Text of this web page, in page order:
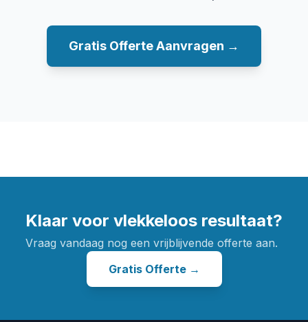
Gratis Offerte Aanvragen →
Klaar voor vlekkeloos resultaat?
Vraag vandaag nog een vrijblijvende offerte aan.
Gratis Offerte →